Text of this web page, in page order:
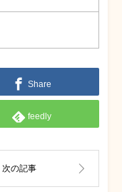
Share
feedly